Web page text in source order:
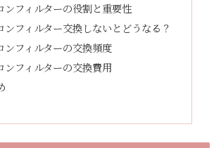
ンフィルターの役割と重要性
ンフィルター交換しないとどうなる？
ンフィルターの交換頻度
ンフィルターの交換費用